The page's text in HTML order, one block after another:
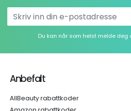
Du kan når som helst melde deg
Anbefalt
AllBeauty rabattkoder